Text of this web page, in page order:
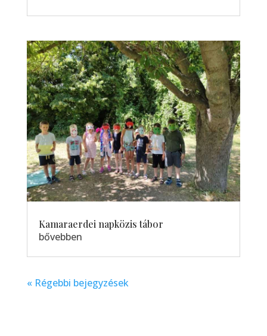
Kamaraerdei napközis tábor
bővebben
« Régebbi bejegyzések